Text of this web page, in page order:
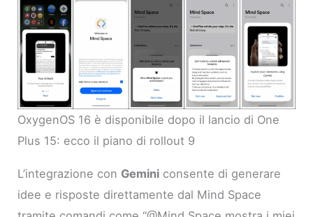
OxygenOS 16 è disponibile dopo il lancio di One
Plus 15: ecco il piano di rollout 9
L’integrazione con Gemini consente di generare
idee e risposte direttamente dal Mind Space